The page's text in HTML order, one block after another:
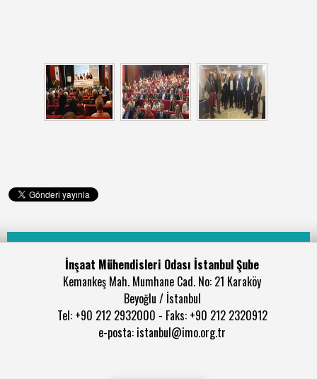
İnşaat Mühendisleri Odası İstanbul Şube
Kemankeş Mah. Mumhane Cad. No: 21 Karaköy
Beyoğlu / İstanbul
Tel: +90 212 2932000 - Faks: +90 212 2320912
e-posta: istanbul@imo.org.tr